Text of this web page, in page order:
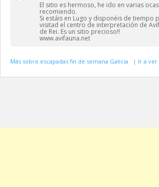
El sitio es hermoso, he ido en varias
recomiendo.
Si estáis en Lugo y disponéis de tiempo
visitad el centro de interpretación de
de Rei. Es un sitio precioso!!
www.avifauna.net
Más sobre escapadas fin de semana Galicia |